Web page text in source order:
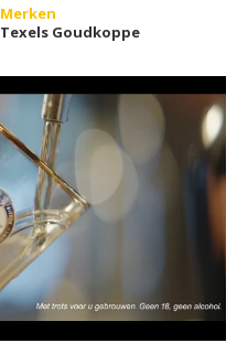
Merken
Texels Goudkoppe